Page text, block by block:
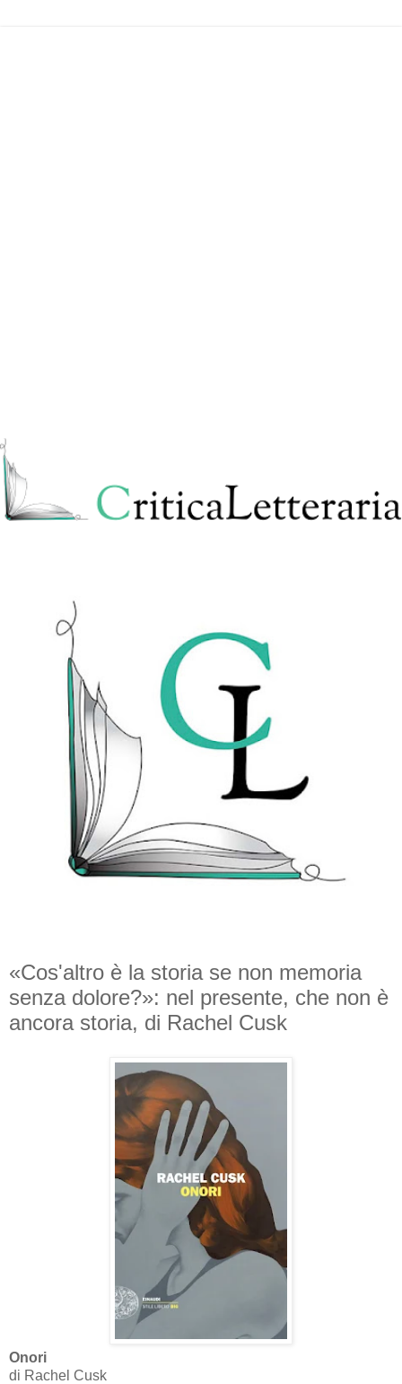
«Cos'altro è la storia se non memoria
senza dolore?»: nel presente, che non è
ancora storia, di Rachel Cusk
Onori
di Rachel Cusk